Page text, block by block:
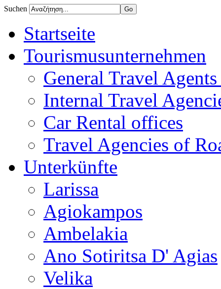
Suchen
Startseite
Tourismusunternehmen
General Travel
Internal Travel
Car Rental offices
Travel Agencies of
Unterkünfte
Larissa
Agiokampos
Ambelakia
Ano Sotiritsa D' Agias
Velika